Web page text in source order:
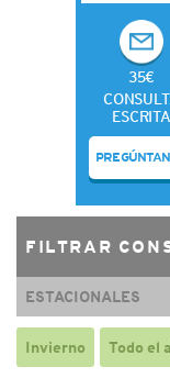
35€
ESCRITA
FILTRAR
ESTACIONALES
Invierno Todo el